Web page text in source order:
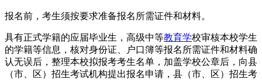
报名前，考生须按要求准备报名所需证件和材料。
具有正式学籍的应届毕业生，高级中等教育学校审核本校学生
的学籍等信息，核对身份证、户口簿等报名所需证件和材料确
认无误后，整理本校拟报考考生名单，加盖学校公章后，向县
（市、区）招生考试机构提出报名申请，县（市、区）招生考